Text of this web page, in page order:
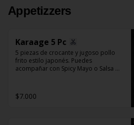
Appetizzers
Karaage 5 Pc
5 piezas de crocante y jugoso pollo
frito estilo japonés. Puedes
acompañar con Spicy Mayo o Salsa
$7.000